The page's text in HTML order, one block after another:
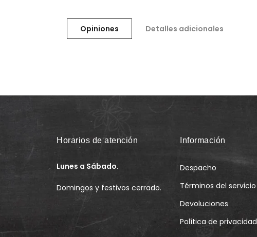
Opiniones Detalles adicionales
Horarios de atención
Lunes a Sábado.
Domingos y festivos cerrado.
Información
Despacho
Términos del servicio
Devoluciones
Política de privacidad